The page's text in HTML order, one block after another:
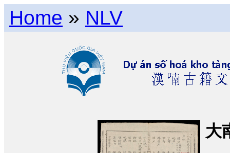
Home » NLV
大